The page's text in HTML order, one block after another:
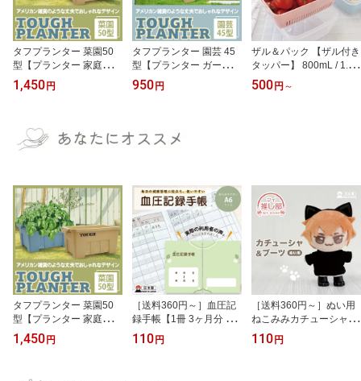
タフプランター 菜園50
型【プランター 家庭菜園
ガーデニング 園芸】30L
ベージュ ブルー【耐候剤
ノコ不要 支柱穴付き 野
菜栽培 トマト きゅうり
1,450 円
タフプランター 園芸 45
型【プランター ガーデニ
ング 園芸】10L ベージュ
ブルー【耐候剤入り 丈夫
初心者 花 観葉植物 寄せ
植え 庭 ベランダガーデ
950 円
ザル＆パック 【ザル付き
タッパー】 800mL / 1.2L
/ 1.8L【脚付きザル 食品
保存容器 単品 抗菌 電子
500 円 ～
タフプランター 菜園50
型【プランター 家庭菜園
ガーデニング 園芸】30L
ベージュ ブルー【耐候剤
1,450 円
［送料360円～］血圧記
録手帳【1冊 3ヶ月分 使
いやすい 見開き1週間分
朝夜別 通院 健康管理 健
110 円
［送料360円～］ぬい用
ねこみみカチューシャ＆
ブーツ【ぬい活 アクセサ
リー】ブラック【自立す
110 円